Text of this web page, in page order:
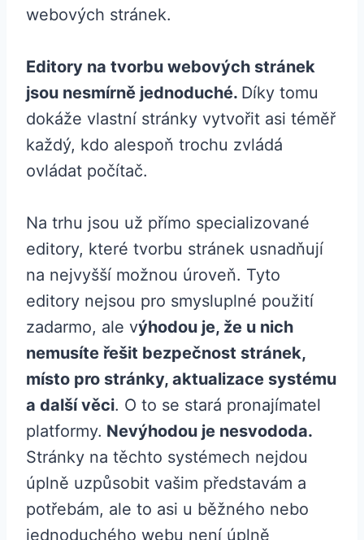
webových stránek.
Editory na tvorbu webových stránek
jsou nesmírně jednoduché. Díky tomu
dokáže vlastní stránky vytvořit asi téměř
každý, kdo alespoň trochu zvládá
ovládat počítač.
Na trhu jsou už přímo specializované
editory, které tvorbu stránek usnadňují
na nejvyšší možnou úroveň. Tyto
editory nejsou pro smysluplné použití
zadarmo, ale výhodou je, že u nich
nemusíte řešit bezpečnost stránek,
místo pro stránky, aktualizace systému
a další věci. O to se stará pronajímatel
platformy. Nevýhodou je nesvododa.
Stránky na těchto systémech nejdou
úplně uzpůsobit vašim představám a
potřebám, ale to asi u běžného nebo
jednoduchého webu není úplně